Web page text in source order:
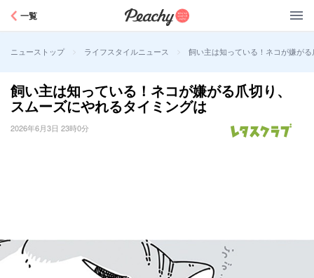
一覧
ニューストップ > ライフスタイルニュース > 飼い主は知っている！ネコが嫌が
飼い主は知っている！ネコが嫌がる爪切り、
スムーズにやれるタイミングは
2026年6月3日 23時0分